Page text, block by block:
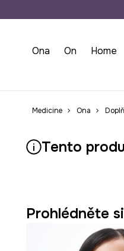
Ona On Home
Medicine Ona
Tento
Prohlédněte